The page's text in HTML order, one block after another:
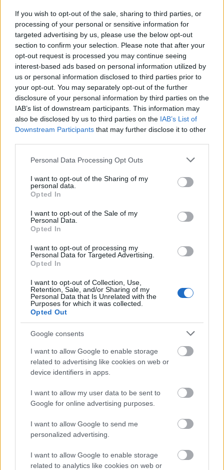
If you wish to opt-out of the sale, sharing to third parties, or
processing of your personal or sensitive information for
targeted advertising by us, please use the below opt-out
section to confirm your selection. Please note that after your
opt-out request is processed you may continue seeing
interest-based ads based on personal information utilized by
us or personal information disclosed to third parties prior to
your opt-out. You may separately opt-out of the further
disclosure of your personal information by third parties on the
IAB’s list of downstream participants. This information may
also be disclosed by us to third parties on the IAB’s List of
Downstream Participants that may further disclose it to other
Please note that this website/app uses one or more Google
not limited to your visit or usage behaviour. You may click to
grant or deny consent to Google and its third-party tags to
use your data for below specified purposes in below Google
consent section.
Personal Data Processing Opt Outs
I want to opt-out of the Sharing of my
personal data.
Opted In
I want to opt-out of the Sale of my
Personal Data.
Opted In
I want to opt-out of processing my
Personal Data for Targeted Advertising.
Opted In
I want to opt-out of Collection, Use,
Retention, Sale, and/or Sharing of my
Personal Data that Is Unrelated with the
Purposes for which it was collected.
Opted Out
Google consents
I want to allow Google to enable storage
related to advertising like cookies on web or
device identifiers in apps.
I want to allow my user data to be sent to
Google for online advertising purposes.
I want to allow Google to send me
personalized advertising.
I want to allow Google to enable storage
related to analytics like cookies on web or
Az apróra vágott hagymákat pirítsuk meg
olajon. Szórjuk rá a fűszereket, és amint illatozni
kezd, vegyük le a tűzről.
Tegyük bele az apróra kockázott krumplit és az
rózsákra szedett karfiolt, és pirítsuk át őket.
Ezután öntsük fel 8 dl vízzel és a tejjel, és főzzük,
amíg megpuhulnak a zöldségek.
Szórjunk bele sörélesztő pelyhet, és botmixerrel
pépesítsük.
Elkészítési idő: 30 perc
Jó étvágyat!
Egy kattintás, és nem maradsz le a további receptekről:
Megjelent a karácsonyi receptfüzetünk! Bővebb
infóértKATT IDE!